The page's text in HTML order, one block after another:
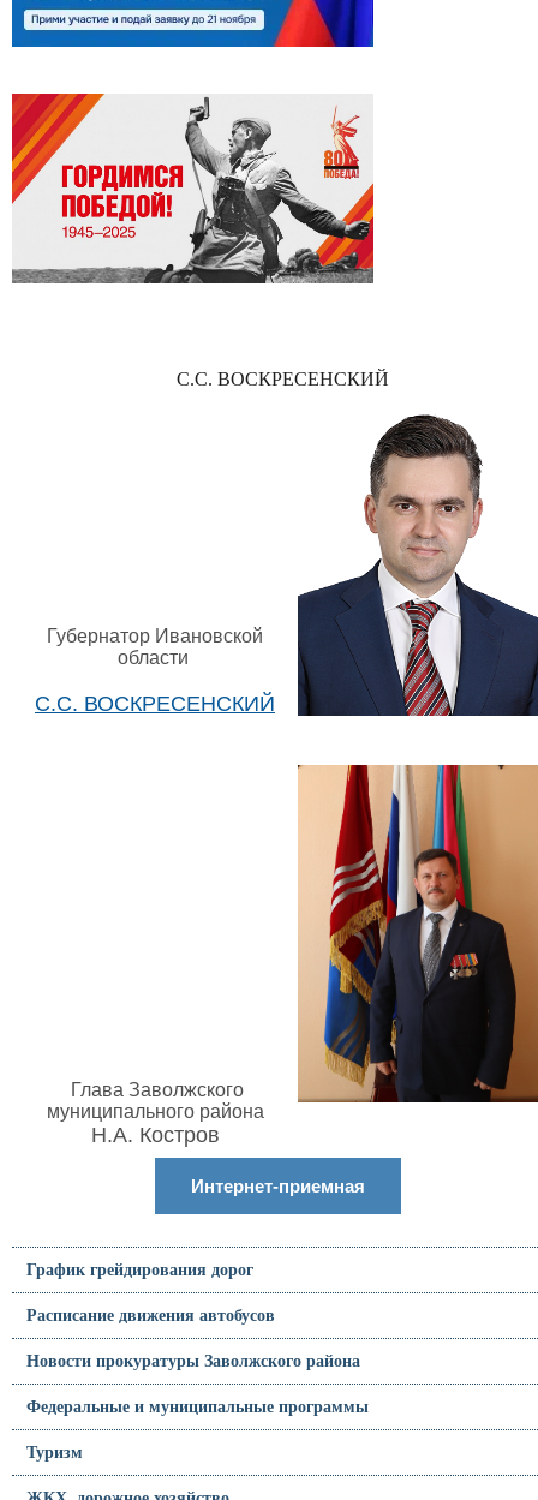
С.С. ВОСКРЕСЕНСКИЙ
Губернатор Ивановской
области
С.С. ВОСКРЕСЕНСКИЙ
Глава Заволжского
муниципального района
Н.А. Костров
Интернет-приемная
График грейдирования дорог
Расписание движения автобусов
Новости прокуратуры Заволжского района
Федеральные и муниципальные программы
Туризм